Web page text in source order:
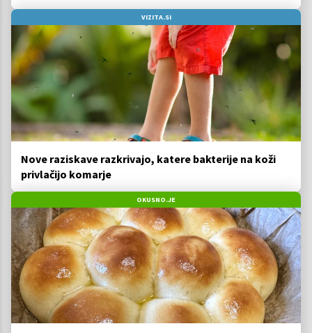
VIZITA.SI
Nove raziskave razkrivajo, katere bakterije na koži
privlačijo komarje
OKUSNO.JE